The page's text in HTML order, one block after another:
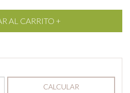
CALCULAR